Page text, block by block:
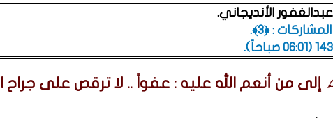
الأنديجاني.
: ﴿3﴾.
.
إلى من أنعم الله عليه : عفواً .. لا ترقص على جراح